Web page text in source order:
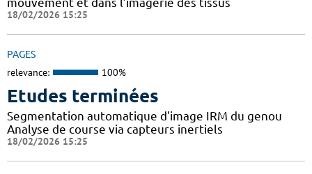
18/02/2026 15:25
PAGES
relevance: 100%
Etudes terminées
Segmentation automatique d'image IRM du genou
Analyse de course via capteurs inertiels
18/02/2026 15:25